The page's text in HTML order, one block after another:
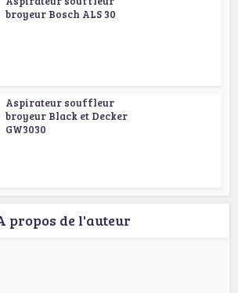
broyeur Bosch ALS 30
Aspirateur souffleur
broyeur Black et Decker
GW3030
propos de l'auteur